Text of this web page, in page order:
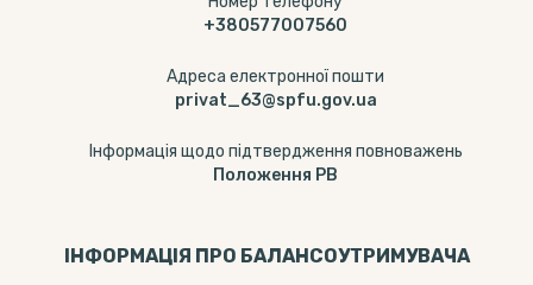
+380577007560
Адреса електронної пошти
privat_63@spfu.gov.ua
Інформація щодо підтвердження повноважень
Положення РВ
ІНФОРМАЦІЯ ПРО БАЛАНСОУТРИМУВАЧА